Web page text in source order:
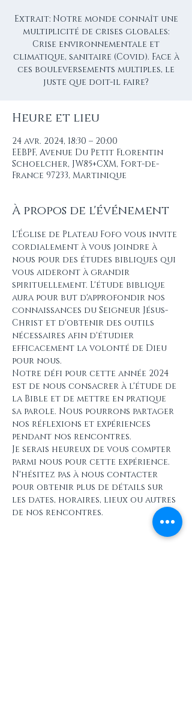
Extrait: Notre monde connaît une
multiplicité de crises globales:
Crise environnementale et
climatique, sanitaire (Covid). Face à
ces bouleversements multiples, le
juste que doit-il faire?
Heure et lieu
24 avr. 2024, 18:30 – 20:00
EEBPF, Avenue Du Petit Florentin
Schoelcher, JW85+CXM, Fort-de-
France 97233, Martinique
À propos de l'événement
L'Église de Plateau Fofo vous invite
cordialement à vous joindre à
nous pour des études bibliques qui
vous aideront à grandir
spirituellement. L'étude biblique
aura pour but d'approfondir nos
connaissances du Seigneur Jésus-
Christ et d'obtenir des outils
nécessaires afin d'étudier
efficacement la volonté de Dieu
pour nous.
Notre défi pour cette année 2024
est de nous consacrer à l'étude de
la Bible et de mettre en pratique
sa parole. Nous pourrons partager
nos réflexions et expériences
pendant nos rencontres.
Je serais heureux de vous compter
parmi nous pour cette expérience.
N'hésitez pas à nous contacter
pour obtenir plus de détails sur
les dates, horaires, lieux ou autres
de nos rencontres.